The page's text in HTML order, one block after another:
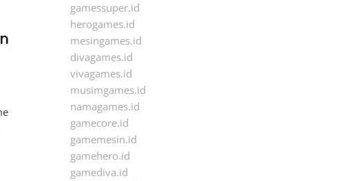
gamessuper.id
herogames.id
mesingames.id
divagames.id
vivagames.id
musimgames.id
namagames.id
gamecore.id
gamemesin.id
gamehero.id
gamediva.id